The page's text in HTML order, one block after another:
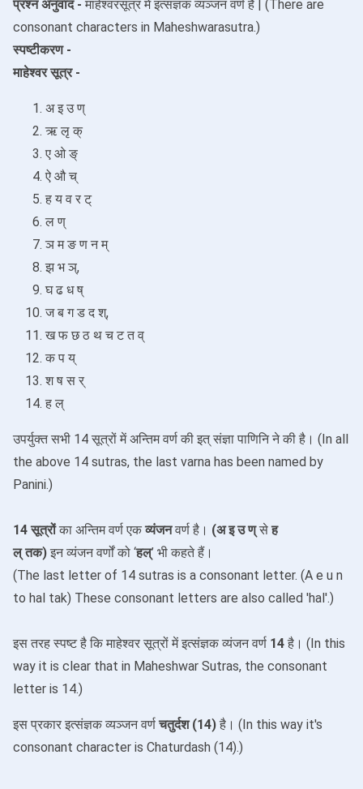
प्रश्न अनुवाद - माहेश्वरसूत्र में इत्संज्ञक व्यञ्जन वर्ण हैं | (There are
consonant characters in Maheshwarasutra.)
स्पष्टीकरण -
माहेश्वर सूत्र -
अ इ उ ण्
ऋ लृ क्
ए ओ ङ्
ऐ औ च्
ह य व र ट्
ल ण्
ञ म ङ ण न म्
झ भ ञ्,
घ ढ ध ष्
ज ब ग ड द श्,
ख फ छ ठ थ च ट त व्
क प य्
श ष स र्
ह ल्
उपर्युक्त सभी 14 सूत्रों में अन्तिम वर्ण की इत् संज्ञा पाणिनि ने की है। (In all
the above 14 sutras, the last varna has been named by
Panini.)
14 सूत्रोंका अन्तिम वर्ण एकव्यंजनवर्ण है। (अ इ उ ण्से ह
ल्तक)इन व्यंजन वर्णों को ‘हल्’ भी कहते हैं।
(The last letter of 14 sutras is a consonant letter. (A e u n
to hal tak) These consonant letters are also called 'hal'.)
इस तरह स्पष्ट है कि माहेश्वर सूत्रों में इत्संज्ञक व्यंजन वर्ण 14है। (In this
way it is clear that in Maheshwar Sutras, the consonant
letter is 14.)
इस प्रकार इत्संज्ञक व्यञ्जन वर्णचतुर्दश (14)है। (In this way it's
consonant character is Chaturdash (14).)